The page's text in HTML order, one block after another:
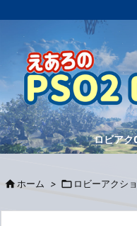
ロビアク
 ホーム >  ロビーアクシ